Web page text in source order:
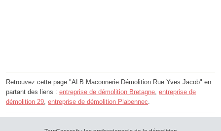
Retrouvez cette page "ALB Maconnerie Démolition Rue Yves Jacob" en
partant des liens : entreprise de démolition Bretagne, entreprise de
démolition 29, entreprise de démolition Plabennec.